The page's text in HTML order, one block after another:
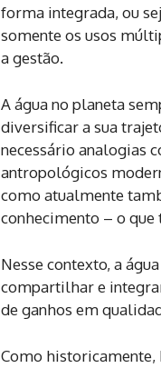
forma integrada, ou
somente os usos
a gestão.
A água no planeta
diversificar a sua
necessário analogias
antropológicos
como atualmente
conhecimento – o
Nesse contexto, a
compartilhar e
de ganhos em
Como historicamente,